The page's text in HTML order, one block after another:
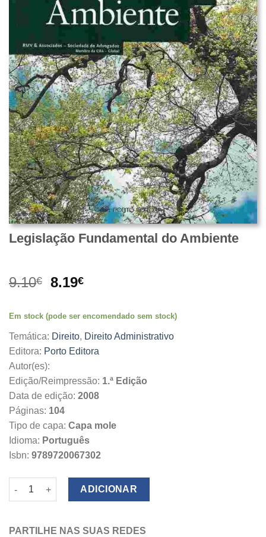
Legislação Fundamental do Ambiente
9.10€
O
original
9.10€.
8.19€O
8.19€.
Em stock (pode ser encomendado sem stock)
Temática: Direito, Direito Administrativo
Editora: Porto Editora
Autor(es):
Edição/Reimpressão: 1.ª Edição
Data de edição: 2008
Páginas: 104
Tipo de capa: Capa mole
Idioma: Português
Isbn: 9789720067302
Quantidade de Legislação Fundamental do Ambiente
ADICIONAR
PARTILHE NAS SUAS REDES